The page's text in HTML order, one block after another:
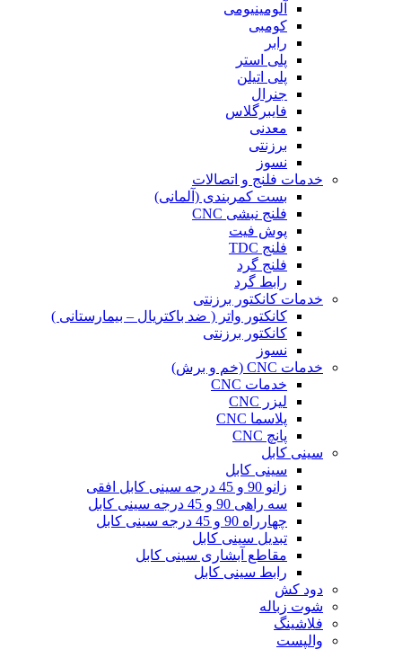
آلومینیومی
کومبی
رابر
پلی استر
پلی اتیلن
جنرال
فایبرگلاس
معدنی
برزنتی
نسوز
خدمات فلنج و اتصالات
بست کمربندی (آلمانی)
فلنج نبشی CNC
پوش فیت
فلنج TDC
فلنج گرد
رابط گرد
خدمات کانکتور برزنتی
کانکتور واتر ( ضد باکتریال – بیمارستانی )
کانکتور برزنتی
نسوز
خدمات CNC (خم و برش)
خدمات CNC
لیزر CNC
پلاسما CNC
پانچ CNC
سینی کابل
سینی کابل
زانو 90 و 45 درجه سینی کابل افقی
سه راهی 90 و 45 درجه سینی کابل
چهارراه 90 و 45 درجه سینی کابل
تبدیل سینی کابل
مقاطع آبشاری سینی کابل
رابط سینی کابل
دود کش
شوت زباله
فلاشینگ
والپست